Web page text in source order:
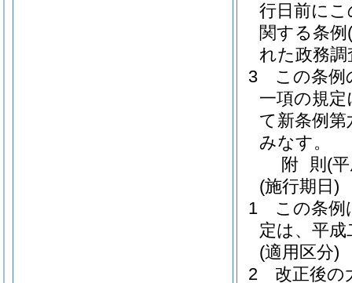
行日前に
関する条例
れた政務
3
この条例
一項の規
て新条例
みなす。
附 則 (
(施行期日)
1
この条例
定は、平
(適用区分)
2
改正後の